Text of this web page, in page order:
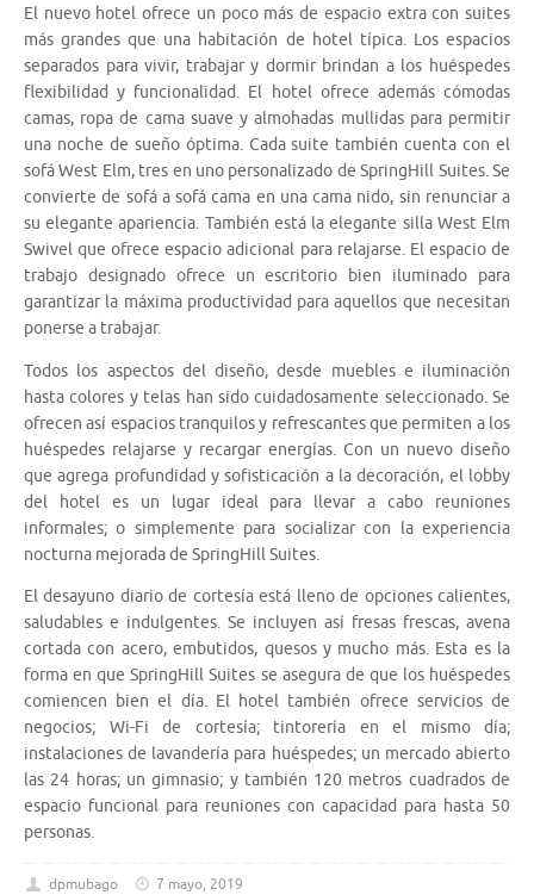
El nuevo hotel ofrece un poco más de espacio extra con suites
más grandes que una habitación de hotel típica. Los espacios
separados para vivir, trabajar y dormir brindan a los huéspedes
flexibilidad y funcionalidad. El hotel ofrece además cómodas
camas, ropa de cama suave y almohadas mullidas para permitir
una noche de sueño óptima. Cada suite también cuenta con el
sofá West Elm, tres en uno personalizado de SpringHill Suites. Se
convierte de sofá a sofá cama en una cama nido, sin renunciar a
su elegante apariencia. También está la elegante silla West Elm
Swivel que ofrece espacio adicional para relajarse. El espacio de
trabajo designado ofrece un escritorio bien iluminado para
garantizar la máxima productividad para aquellos que necesitan
ponerse a trabajar.
Todos los aspectos del diseño, desde muebles e iluminación
hasta colores y telas han sido cuidadosamente seleccionado. Se
ofrecen así espacios tranquilos y refrescantes que permiten a los
huéspedes relajarse y recargar energías. Con un nuevo diseño
que agrega profundidad y sofisticación a la decoración, el lobby
del hotel es un lugar ideal para llevar a cabo reuniones
informales; o simplemente para socializar con la experiencia
nocturna mejorada de SpringHill Suites.
El desayuno diario de cortesía está lleno de opciones calientes,
saludables e indulgentes. Se incluyen así fresas frescas, avena
cortada con acero, embutidos, quesos y mucho más. Esta es la
forma en que SpringHill Suites se asegura de que los huéspedes
comiencen bien el día. El hotel también ofrece servicios de
negocios; Wi-Fi de cortesía; tintorería en el mismo día;
instalaciones de lavandería para huéspedes; un mercado abierto
las 24 horas; un gimnasio; y también 120 metros cuadrados de
espacio funcional para reuniones con capacidad para hasta 50
personas.
dpmubago
7 mayo, 2019